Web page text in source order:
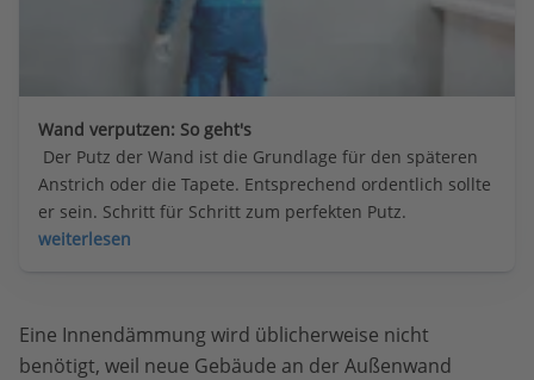
Wand verputzen: So geht's
Der Putz der Wand ist die Grundlage für den späteren
Anstrich oder die Tapete. Entsprechend ordentlich sollte
er sein. Schritt für Schritt zum perfekten Putz.
weiterlesen
Eine Innendämmung wird üblicherweise nicht
benötigt, weil neue Gebäude an der Außenwand